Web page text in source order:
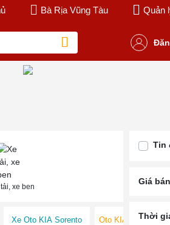
Bà Rịa Vũng Tàu Quản
xe ben
Xe Oto KIA Sorento Oto KIA Sorento
Tin
Giá bán
Thời